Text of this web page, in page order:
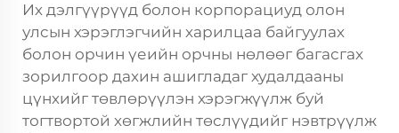
Их дэлгүүрүүд болон корпорациуд олон
улсын хэрэглэгчийн харилцаа байгуулах
болон орчин үеийн орчны нөлөөг багасгах
зорилгоор дахин ашигладаг худалдааны
цүнхийг төвлөрүүлэн хэрэгжүүлж буй
тогтвортой хөгжлийн төслүүдийг нэвтрүүлж